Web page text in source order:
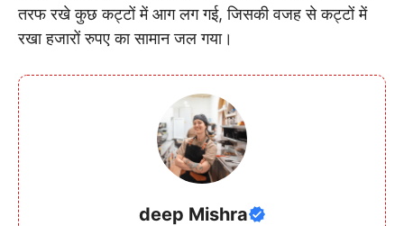
तरफ रखे कुछ कट्टों में आग लग गई, जिसकी वजह से कट्टों में
रखा हजारों रुपए का सामान जल गया।
deep Mishra